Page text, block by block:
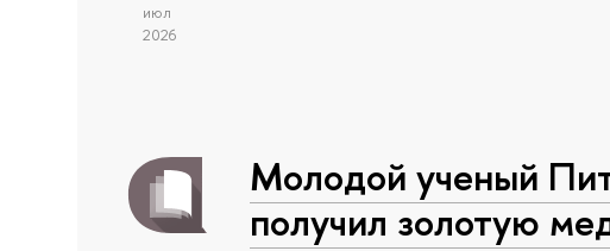
июл
2026
Молодой ученый
получил золотую